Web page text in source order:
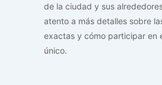
de la ciudad y sus
atento a más detalles sobre
exactas y cómo participar en
único.